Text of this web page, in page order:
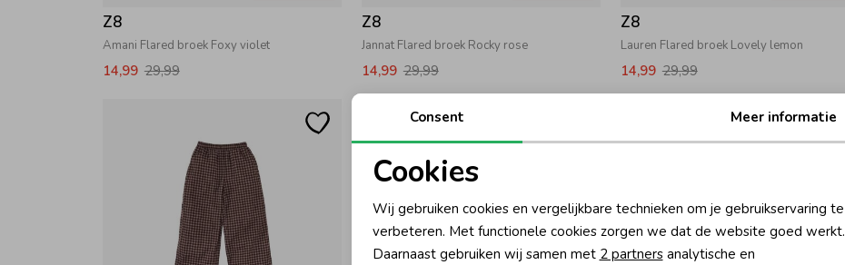
Z8
Amani Flared broek Foxy violet
14,99 29,99
Z8
Jannat Flared broek Rocky rose
14,99 29,99
Z8
Lauren Flared broek Lovely lemon
14,99 29,99
Noodzakelijke cookies
Analytische cookies Marketing cookies
Consent Meer informatie
Cookies
Wij gebruiken cookies en vergelijkbare technieken om je gebruikservaring te
verbeteren. Met functionele cookies zorgen we dat de website goed werkt.
Daarnaast gebruiken wij samen met 2 partnersanalytische en